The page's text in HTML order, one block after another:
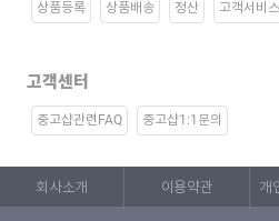
상품등록 상품배송 정산 고객서비
고객센터
중고샵관련FAQ 중고샵1:1문의
회사소개 이용약관 개